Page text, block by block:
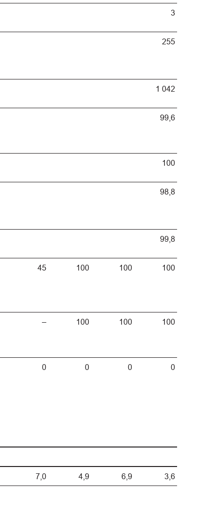
3
255
1 042
99,6
100
98,8
99,8
45 100 100 100
– 100 100 100
0 0 0 0
7,0 4,9 6,9 3,6